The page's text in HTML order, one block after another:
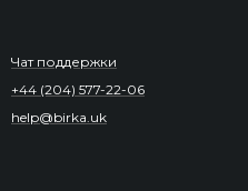
Чат поддержки
+44 (204) 577-22-06
help@birka.uk